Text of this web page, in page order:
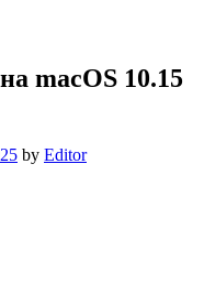
macOS 10.15
by Editor